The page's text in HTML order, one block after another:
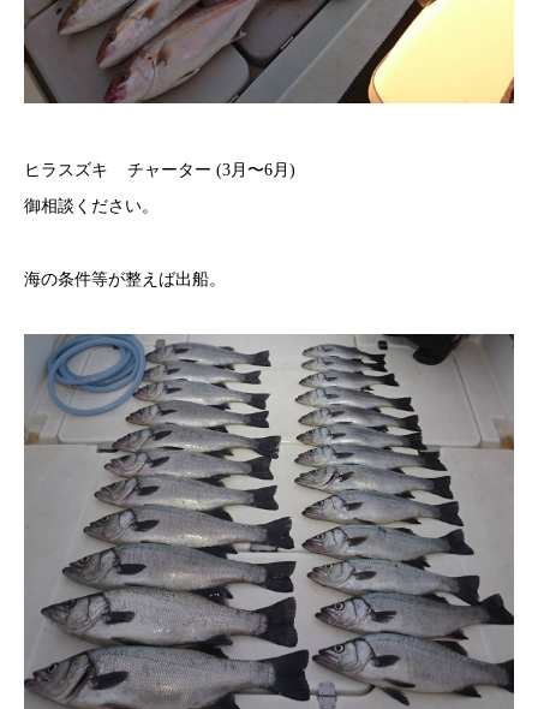
ヒラスズキ チャーター (3月〜6月)
​御相談ください。
海の条件等が整えば出船。